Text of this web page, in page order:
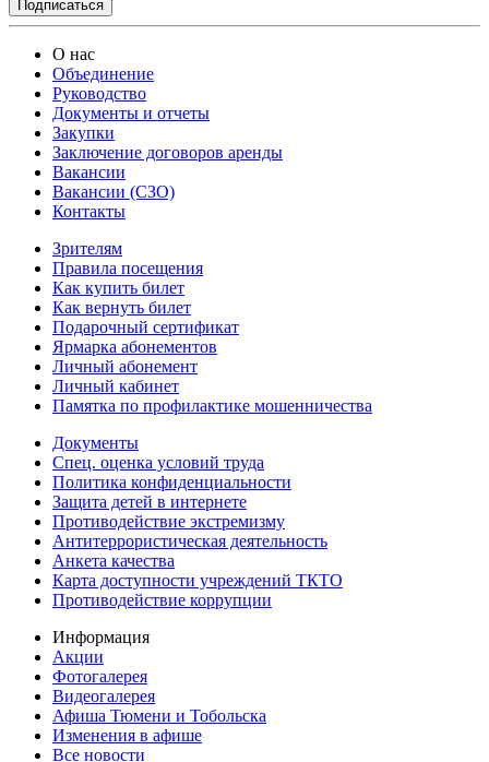
О нас
Объединение
Руководство
Документы и отчеты
Закупки
Заключение договоров аренды
Вакансии
Вакансии (СЗО)
Контакты
Зрителям
Правила посещения
Как купить билет
Как вернуть билет
Подарочный сертификат
Ярмарка абонементов
Личный абонемент
Личный кабинет
Памятка по профилактике мошенничества
Документы
Спец. оценка условий труда
Политика конфиденциальности
Защита детей в интернете
Противодействие экстремизму
Антитеррористическая деятельность
Анкета качества
Карта доступности учреждений ТКТО
Противодействие коррупции
Информация
Акции
Фотогалерея
Видеогалерея
Афиша Тюмени и Тобольска
Изменения в афише
Все новости